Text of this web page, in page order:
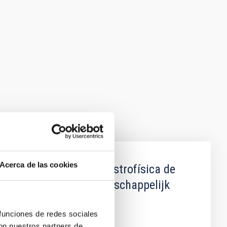
Acerca de las cookies
de redes sociales
entre el Instituto de Astrofísica de
voor Wetenschappelijk